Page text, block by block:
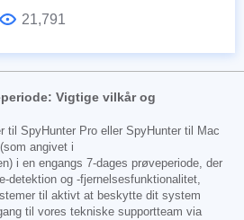
21,791
Vigtige vilkår og
til SpyHunter Pro eller SpyHunter til Mac
angivet i
i en engangs 7-dages prøveperiode, der
detektion og -fjernelsesfunktionalitet,
til aktivt at beskytte dit system
til vores tekniske supportteam via